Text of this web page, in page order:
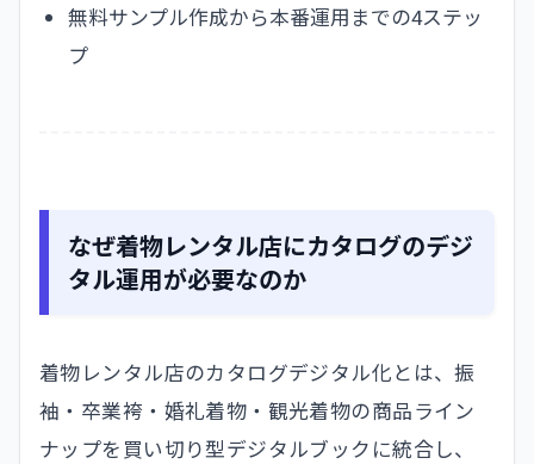
無料サンプル作成から本番運用までの4ステッ
プ
なぜ着物レンタル店にカタログのデジ
タル運用が必要なのか
着物レンタル店のカタログデジタル化とは、振
袖・卒業袴・婚礼着物・観光着物の商品ライン
ナップを買い切り型デジタルブックに統合し、